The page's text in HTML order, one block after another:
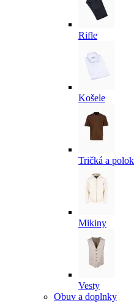
Rifle
Košele
Tričká a
Mikiny
Vesty
Obuv a doplnky